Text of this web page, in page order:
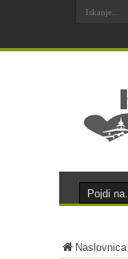
Naslovnica